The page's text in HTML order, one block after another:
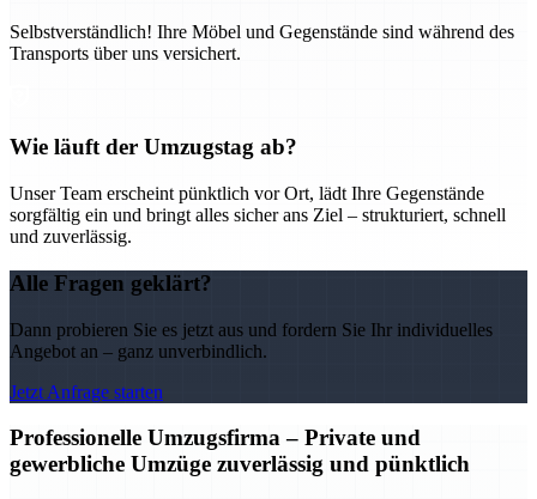
Selbstverständlich! Ihre Möbel und Gegenstände sind während des
Transports über uns versichert.
Wie läuft der Umzugstag ab?
Unser Team erscheint pünktlich vor Ort, lädt Ihre Gegenstände
sorgfältig ein und bringt alles sicher ans Ziel – strukturiert, schnell
und zuverlässig.
Alle Fragen geklärt?
Dann probieren Sie es jetzt aus und fordern Sie Ihr individuelles
Angebot an – ganz unverbindlich.
Jetzt Anfrage starten
Professionelle Umzugsfirma– Private und
gewerbliche Umzüge zuverlässig und pünktlich